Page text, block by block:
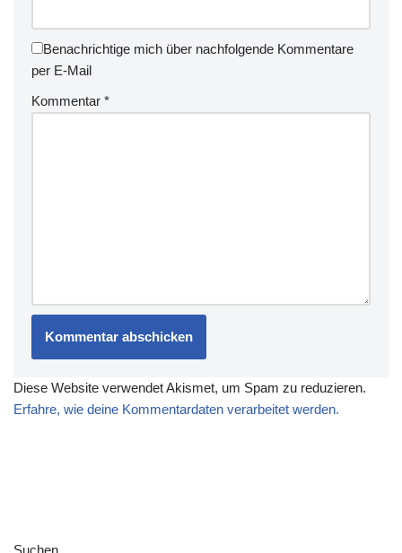
Benachrichtige mich über nachfolgende Kommentare
per E-Mail
Kommentar *
Diese Website verwendet Akismet, um Spam zu reduzieren.
Erfahre, wie deine Kommentardaten verarbeitet werden.
Suchen